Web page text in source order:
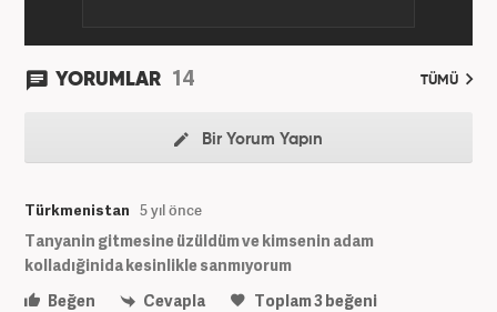
YORUMLAR 14 TÜMÜ
Bir Yorum Yapın
Türkmenistan 5 yıl önce
Tanyanin gitmesine üzüldüm ve kimsenin adam
kolladığinida kesinlikle sanmıyorum
Beğen
Cevapla Toplam3beğeni